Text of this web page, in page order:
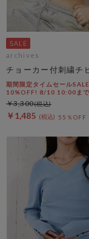
archives
チョーカー付刺繍チ
期間限定タイムセール
10%OFF! 8/10 10:00まで
￥1,485 55％OFF
￥3,300